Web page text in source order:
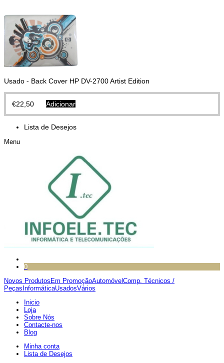
Usado - Back Cover HP DV-2700 Artist Edition
€22,50 Adicionar
Lista de Desejos
Menu
0
Novos Produtos Em PromoçãoAutomóvel Comp. Técnicos /
Peças InformáticaUsadosVários
Inicio
Loja
Sobre Nós
Contacte-nos
Blog
Minha conta
Lista de Desejos